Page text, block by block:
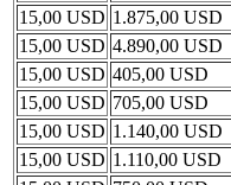
15,00 USD 1.875,00 USD
15,00 USD 4.890,00 USD
15,00 USD 405,00 USD
15,00 USD 705,00 USD
15,00 USD 1.140,00 USD
15,00 USD 1.110,00 USD